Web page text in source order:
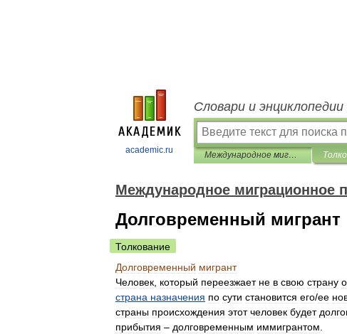
academic.ru
Словари и
Международное миграционное право: глоссарий терминов
Международное миграционное
Долговременный мигрант
Толкование
Долговременный мигрант
Человек который переезжает не в свою страну
страна назначения по сути становится его/ее
страны происхождения этот человек будет
прибытия – долговременным иммигрантом